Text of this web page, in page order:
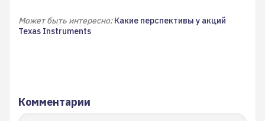
Может быть интересно:Какие перспективы у акций
Texas Instruments
Комментарии